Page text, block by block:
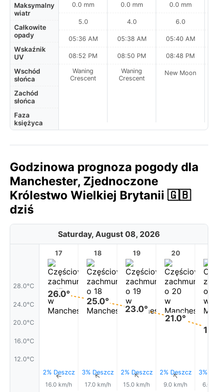
Maksymalny
wiatr
Całkowite
opady
Wskaźnik
UV
Wschód
słońca
Zachód
słońca
Faza
księżyca
0.0 mm
5.0
05:36 AM
08:52 PM
Waning
Crescent
0.0 mm
4.0
05:38 AM
08:50 PM
Waning
Crescent
0.0 mm
6.0
05:40 AM
08:48 PM
New Moon
Godzinowa prognoza pogody dla
Manchester, Zjednoczone
Królestwo Wielkiej Brytanii 🇬🇧
dziś
Saturday, August 08, 2026
28.0°C
24.0°C
20.0°C
16.0°C
12.0°C
17
26.0°
2% Deszcz
↑
16.0 km/h
18
25.0°
3% Deszcz
↑
17.0 km/h
19
23.0°
2% Deszcz
↑
15.0 km/h
20
21.0°
2% Deszcz
↑
9.0 km/h
3%
6.0